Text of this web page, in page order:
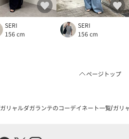
SERI
156 cm
SERI
156 cm
ページトップ
ガリャルダガランテのコーデイネート一覧 ガリ